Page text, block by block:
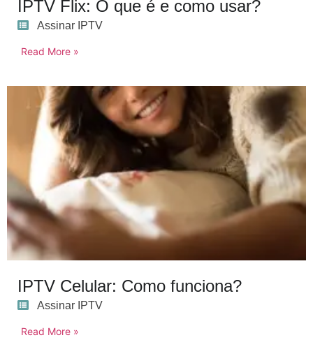
IPTV Flix: O que é e como usar?
Assinar IPTV
Read More »
IPTV Celular: Como funciona?
Assinar IPTV
Read More »